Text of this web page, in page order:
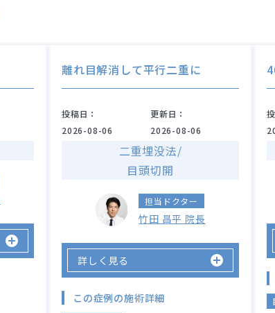
離れ目解消して平行二重に
投稿日：
2026-08-06
更新日：
2026-08-06
二重埋没法/
目頭切開
担当ドクター
竹田 昌平 院長
詳しく見る
この症例の施術詳細